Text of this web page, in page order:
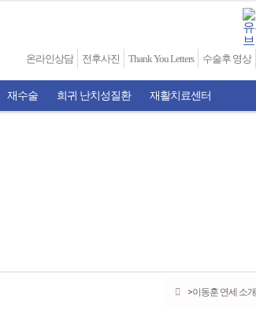
온라인상담 전후사진 Thank You Letters 수술후 영상
재수술 희귀 난치성질환 재활치료센터
이동훈 연세 소개